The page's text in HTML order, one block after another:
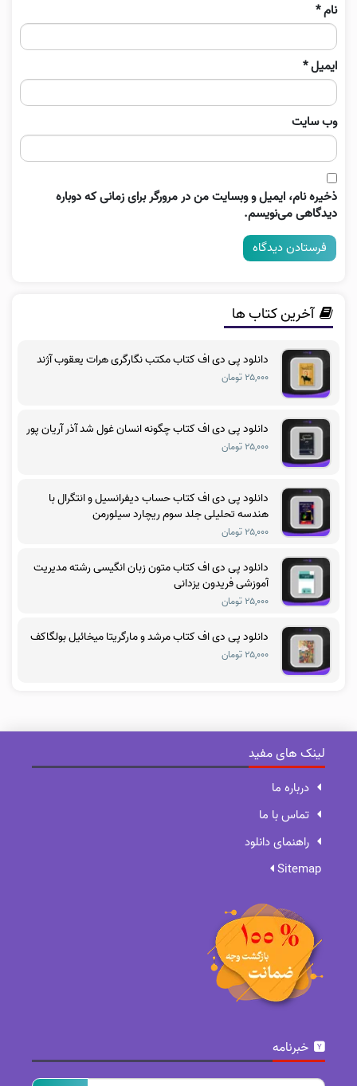
نام*
ایمیل*
وب‌ سایت
ذخیره نام، ایمیل و وبسایت من در مرورگر برای زمانی که دوباره
دیدگاهی می‌نویسم.
آخرین کتاب ها
دانلود پی دی اف کتاب مکتب نگارگری هرات یعقوب آژند
۲۵,۰۰۰ تومان
دانلود پی دی اف کتاب چگونه انسان غول شد آذر آریان پور
۲۵,۰۰۰ تومان
دانلود پی دی اف کتاب حساب دیفرانسیل و انتگرال با
هندسه تحلیلی جلد سوم ریچارد سیلورمن
۲۵,۰۰۰ تومان
دانلود پی دی اف کتاب متون زبان انگیسی رشته مدیریت
آموزشی فریدون یزدانی
۲۵,۰۰۰ تومان
دانلود پی دی اف کتاب مرشد و مارگریتا میخائیل بولگاکف
۲۵,۰۰۰ تومان
لینک های مفید
درباره ما
تماس با ما
راهنمای دانلود
Sitemap
خبرنامه